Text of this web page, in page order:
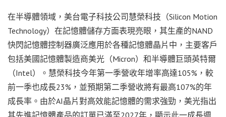
在半導體領域，美台電子科技公司慧榮科技（Silicon Motion
Technology）在記憶體儲存方面表現亮眼，其生產的NAND
快閃記憶體控制器廣泛應用於各種記憶體晶片中，主要客戶
包括美國記憶體製造商美光（Micron）和半導體巨頭英特爾
（Intel）。慧榮科技今年第一季營收年增率高達105%，較
前一季也成長23%，並預期第二季營收將有最高107%的年
成長率。由於AI晶片對高效能記憶體的需求強勁，美光指出
其先進記憶體產品的訂單已滿至2027年，顯示此一成長週